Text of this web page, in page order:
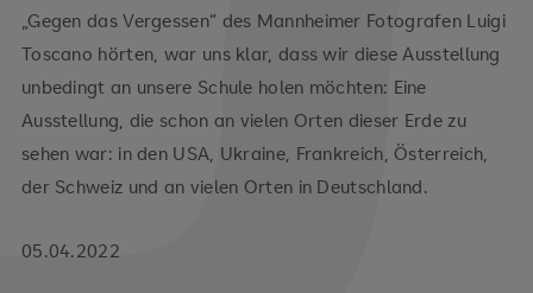
05.04.2022
„Gegen das Vergessen“ des Mannheimer Fotografen Luigi
Toscano hörten, war uns klar, dass wir diese Ausstellung
unbedingt an unsere Schule holen möchten: Eine
Ausstellung, die schon an vielen Orten dieser Erde zu
sehen war: in den USA, Ukraine, Frankreich, Österreich,
der Schweiz und an vielen Orten in Deutschland.